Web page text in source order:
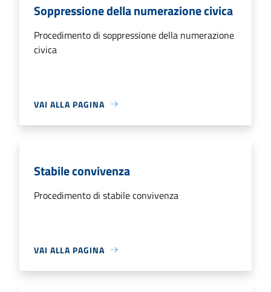
Soppressione della numerazione civica
Procedimento di soppressione della numerazione
civica
VAI ALLA PAGINA
Stabile convivenza
Procedimento di stabile convivenza
VAI ALLA PAGINA